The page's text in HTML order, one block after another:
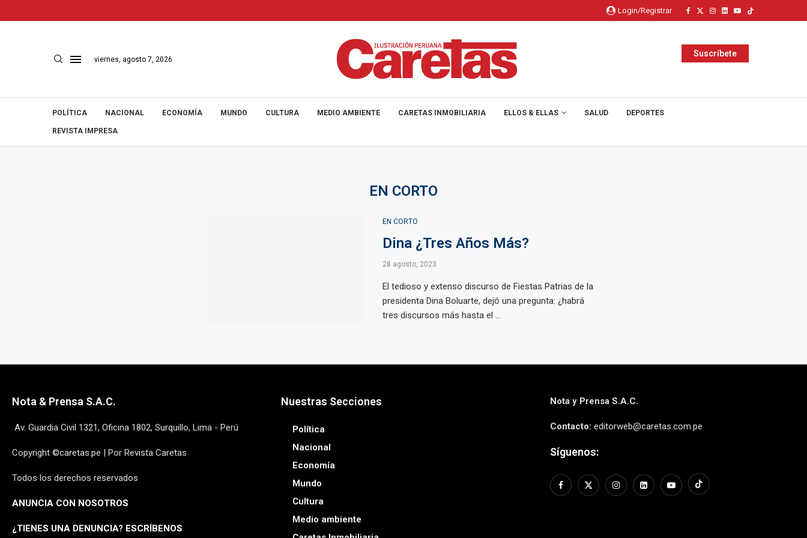
Login/Registrar
viernes, agosto 7, 2026
Suscríbete
POLÍTICA NACIONAL ECONOMÍA MUNDO CULTURA MEDIO AMBIENTE CARETAS INMOBILIARIA ELLOS & ELLAS SALUD DEPORTES
REVISTA IMPRESA
EN CORTO
EN CORTO
Dina ¿Tres Años Más?
28 agosto, 2023
El tedioso y extenso discurso de Fiestas Patrias de la
presidenta Dina Boluarte, dejó una pregunta: ¿habrá
tres discursos más hasta el ...
Nota & Prensa S.A.C.
Av. Guardia Civil 1321, Oficina 1802, Surquillo, Lima - Perú
Copyright ©caretas.pe | Por Revista Caretas
Todos los derechos reservados
ANUNCIA CON NOSOTROS
¿TIENES UNA DENUNCIA? ESCRÍBENOS
Nuestras Secciones
Política
Nacional
Economía
Mundo
Cultura
Medio ambiente
Nota y Prensa S.A.C.
Contacto: editorweb@caretas.com.pe
Síguenos: